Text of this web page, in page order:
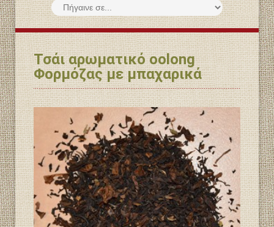
Τσάι αρωματικό oolong
Φορμόζας με μπαχαρικά